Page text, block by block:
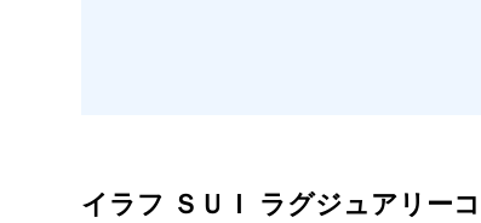
イラフ ＳＵＩ ラグジュアリー